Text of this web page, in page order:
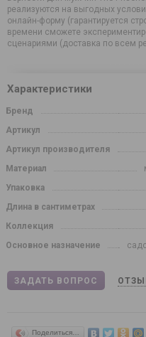
реализуются на выгодных
онлайн-форму (гарантируется
времени сможете
сценариями (доставка по всем
Характеристики
Бренд
Артикул
Артикул производителя
Материал
Упаковка
Длина в сантиметрах
Коллекция
Основное назначение
ЗАДАТЬ ВОПРОС
Поделиться…